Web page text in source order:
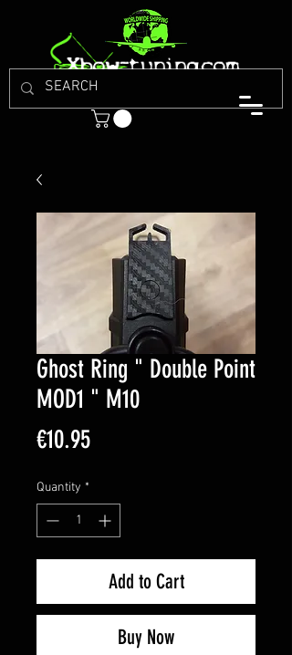
Ghost Ring " Double Point
MOD1 " M10
€10.95Price
Quantity *
Add to Cart
Buy Now